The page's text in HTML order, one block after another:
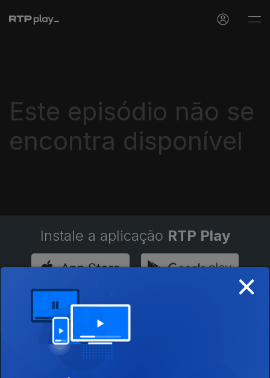
Este episódio não se
encontra disponível
Instale a aplicação RTP Play
Disponível para iOS, Android, Apple TV, Android TV e
CarPlay
×